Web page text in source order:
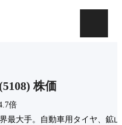
(5108) 株価
倍
最大手。自動車用タイヤ、鉱